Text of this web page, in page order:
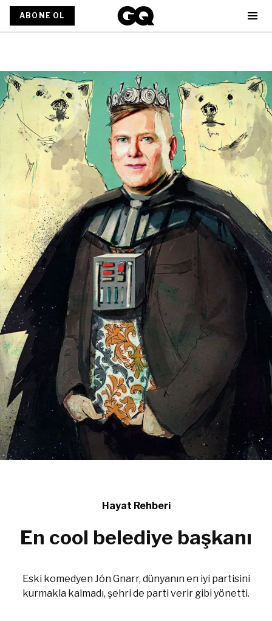
ABONE OL
Hayat Rehberi
En cool belediye başkanı
Eski komedyen Jón Gnarr, dünyanın en iyi partisini
kurmakla kalmadı, şehri de parti verir gibi yönetti.